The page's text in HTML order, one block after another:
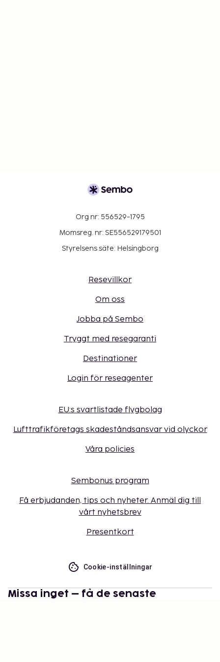
Org nr: 556529-1795
Momsreg. nr: SE556529179501
Styrelsens säte: Helsingborg
Resevillkor
Om oss
Jobba på Sembo
Tryggt med resegaranti
Destinationer
Login för reseagenter
EU:s svartlistade flygbolag
Lufttrafikföretags skadeståndsansvar vid olyckor
Våra policies
Sembonus program
Få erbjudanden, tips och nyheter. Anmäl dig till
vårt nyhetsbrev
Presentkort
Cookie-inställningar
Missa inget – få de senaste